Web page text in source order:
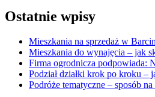
Ostatnie wpisy
Mieszkania na sprzedaż w
Mieszkania do wynajęcia – jak
Firma ogrodnicza podpowiada:
Podział działki krok po kroku –
Podróże tematyczne – sposób